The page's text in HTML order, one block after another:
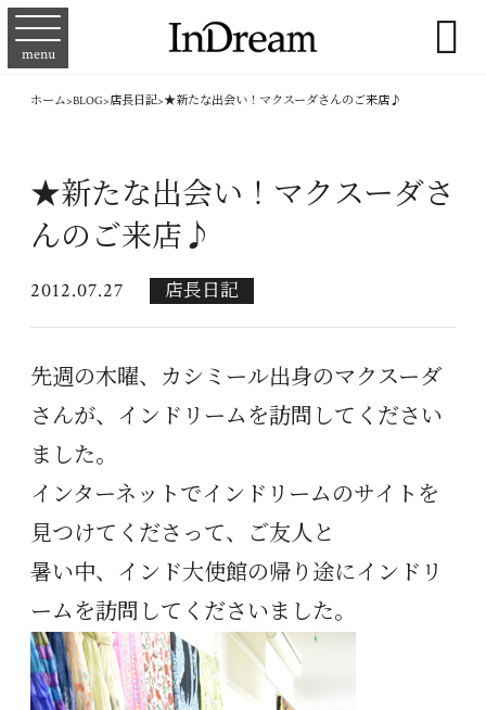
menu 
ホーム>BLOG>店長日記>★新たな出会い！マクスーダさんのご来店♪
★新たな出会い！マクスーダさ
んのご来店♪
2012.07.27 店長日記
先週の木曜、カシミール出身のマクスーダ
さんが、インドリームを訪問してください
ました。
インターネットでインドリームのサイトを
見つけてくださって、ご友人と
暑い中、インド大使館の帰り途にインドリ
ームを訪問してくださいました。